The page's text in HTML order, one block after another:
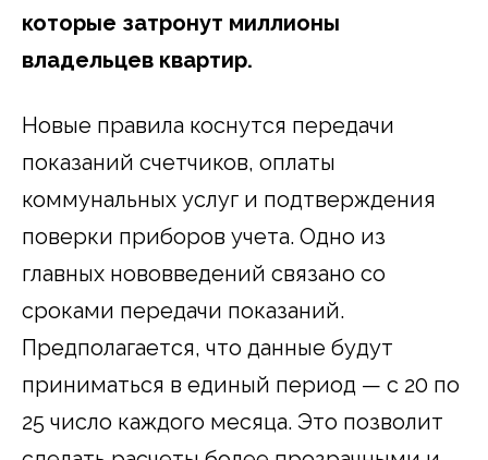
которые затронут миллионы
владельцев квартир.
Новые правила коснутся передачи
показаний счетчиков, оплаты
коммунальных услуг и подтверждения
поверки приборов учета. Одно из
главных нововведений связано со
сроками передачи показаний.
Предполагается, что данные будут
приниматься в единый период — с 20 по
25 число каждого месяца. Это позволит